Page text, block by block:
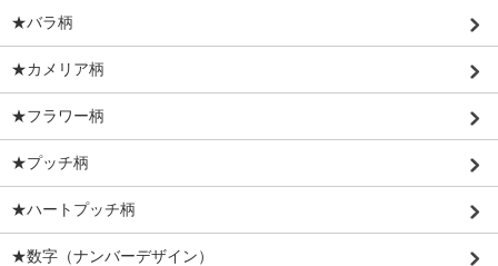
★バラ柄
★カメリア柄
★フラワー柄
★プッチ柄
★ハートプッチ柄
★数字（ナンバーデザイン）